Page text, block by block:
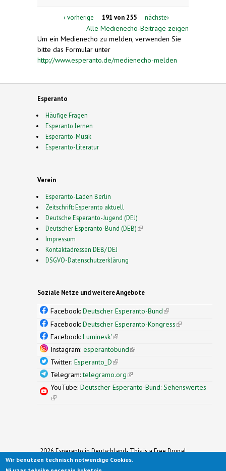
‹ vorherige 191 von 255 nächste›
Alle Medienecho-Beiträge zeigen
Um ein Medienecho zu melden, verwenden Sie
bitte das Formular unter
http://www.esperanto.de/medienecho-melden
Esperanto
Häufige Fragen
Esperanto lernen
Esperanto-Musik
Esperanto-Literatur
Verein
Esperanto-Laden Berlin
Zeitschrift: Esperanto aktuell
Deutsche Esperanto-Jugend (DEJ)
Deutscher Esperanto-Bund (DEB)(link is external)
Impressum
Kontaktadressen DEB/ DEJ
DSGVO-Datenschutzerklärung
Soziale Netze und weitere Angebote
Facebook: Deutscher Esperanto-Bund(link is
external)
Facebook: Deutscher Esperanto-Kongress(link is
Facebook: Luminesk'(link is external)
Instagram: esperantobund(link is external)
Twitter: Esperanto_D(link is external)
Telegram:telegramo.org(link is external)
YouTube: Deutscher Esperanto-Bund: Sehenswertes
(link is external)
2026 Esperanto in Deutschland- This is a Free Drupal
Theme
Ported to Drupal for the Open Source Community by
Wir benutzen technisch notwendige Cookies.